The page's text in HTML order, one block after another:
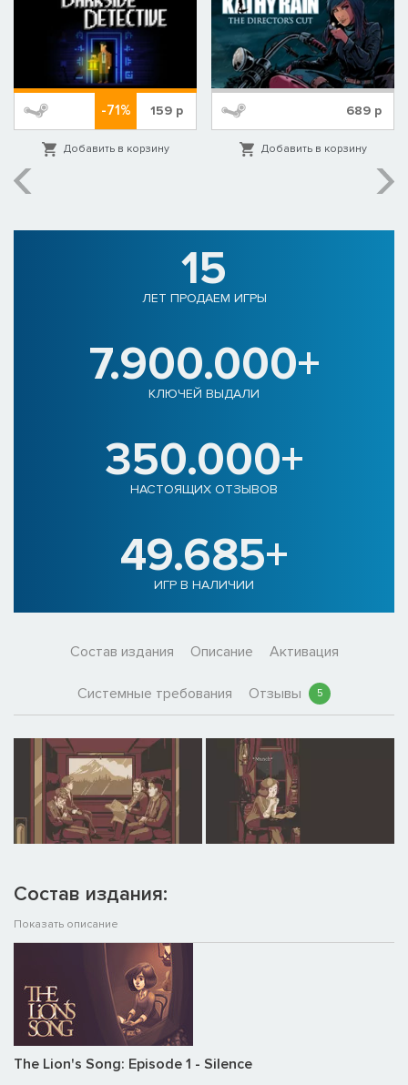
-71% 159р
Добавить в корзину
689 р
Добавить в корзину
15
ЛЕТ ПРОДАЕМ ИГРЫ
7.900.000+
КЛЮЧЕЙ ВЫДАЛИ
350.000+
НАСТОЯЩИХ ОТЗЫВОВ
49.685+
ИГР В НАЛИЧИИ
Состав издания Описание Активация
Системные требования Отзывы 5
Состав издания:
Показать описание
The Lion's Song: Episode 1 - Silence